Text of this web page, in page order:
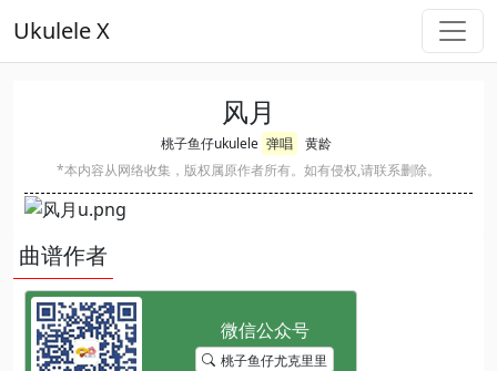
Ukulele X
风月
桃子鱼仔ukulele 弹唱
黄龄
*本内容从网络收集，版权属原作者所有。如有侵权,请联系删除。
曲谱作者
桃子鱼仔尤克里里